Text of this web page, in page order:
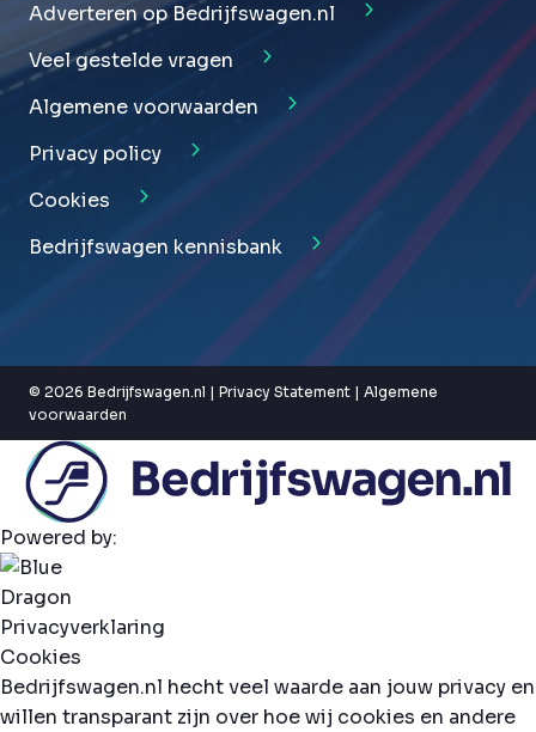
Adverteren op Bedrijfswagen.nl
Veel gestelde vragen
Algemene voorwaarden
Privacy policy
Cookies
Bedrijfswagen kennisbank
© 2026 Bedrijfswagen.nl | Privacy Statement | Algemene
voorwaarden
Powered by:
Privacyverklaring
Cookies
Bedrijfswagen.nl hecht veel waarde aan jouw privacy en
willen transparant zijn over hoe wij cookies en andere